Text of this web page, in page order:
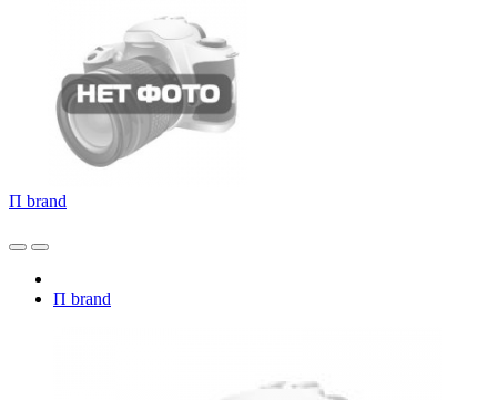
П brand
П brand